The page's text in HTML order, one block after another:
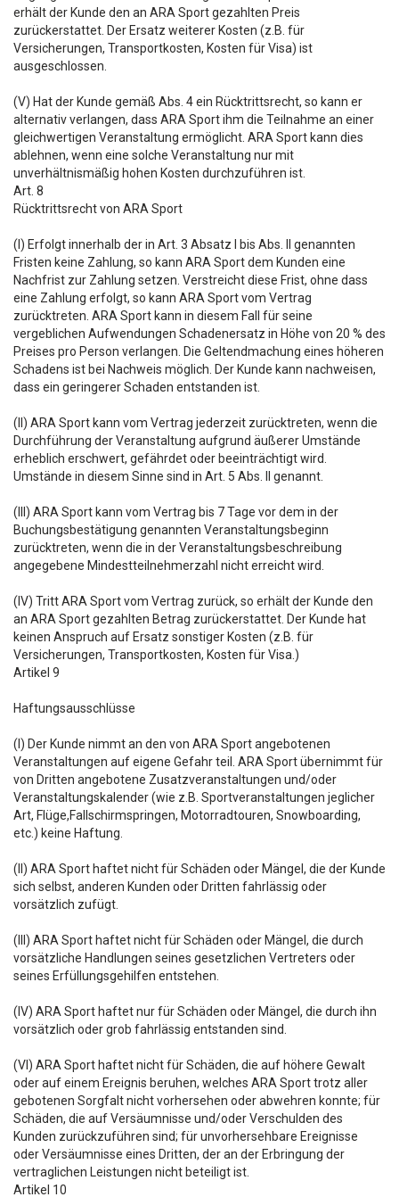
erhält der Kunde den an ARA Sport gezahlten Preis
zurückerstattet. Der Ersatz weiterer Kosten (z.B. für
Versicherungen, Transportkosten, Kosten für Visa) ist
ausgeschlossen.
(V) Hat der Kunde gemäß Abs. 4 ein Rücktrittsrecht, so kann er
alternativ verlangen, dass ARA Sport ihm die Teilnahme an einer
gleichwertigen Veranstaltung ermöglicht. ARA Sport kann dies
ablehnen, wenn eine solche Veranstaltung nur mit
unverhältnismäßig hohen Kosten durchzuführen ist.
Art. 8
Rücktrittsrecht von ARA Sport
(I) Erfolgt innerhalb der in Art. 3 Absatz I bis Abs. II genannten
Fristen keine Zahlung, so kann ARA Sport dem Kunden eine
Nachfrist zur Zahlung setzen. Verstreicht diese Frist, ohne dass
eine Zahlung erfolgt, so kann ARA Sport vom Vertrag
zurücktreten. ARA Sport kann in diesem Fall für seine
vergeblichen Aufwendungen Schadenersatz in Höhe von 20 % des
Preises pro Person verlangen. Die Geltendmachung eines höheren
Schadens ist bei Nachweis möglich. Der Kunde kann nachweisen,
dass ein geringerer Schaden entstanden ist.
(II) ARA Sport kann vom Vertrag jederzeit zurücktreten, wenn die
Durchführung der Veranstaltung aufgrund äußerer Umstände
erheblich erschwert, gefährdet oder beeinträchtigt wird.
Umstände in diesem Sinne sind in Art. 5 Abs. II genannt.
(III) ARA Sport kann vom Vertrag bis 7 Tage vor dem in der
Buchungsbestätigung genannten Veranstaltungsbeginn
zurücktreten, wenn die in der Veranstaltungsbeschreibung
angegebene Mindestteilnehmerzahl nicht erreicht wird.
(IV) Tritt ARA Sport vom Vertrag zurück, so erhält der Kunde den
an ARA Sport gezahlten Betrag zurückerstattet. Der Kunde hat
keinen Anspruch auf Ersatz sonstiger Kosten (z.B. für
Versicherungen, Transportkosten, Kosten für Visa.)
Artikel 9
Haftungsausschlüsse
(I) Der Kunde nimmt an den von ARA Sport angebotenen
Veranstaltungen auf eigene Gefahr teil. ARA Sport übernimmt für
von Dritten angebotene Zusatzveranstaltungen und/oder
Veranstaltungskalender (wie z.B. Sportveranstaltungen jeglicher
Art, Flüge,Fallschirmspringen, Motorradtouren, Snowboarding,
etc.) keine Haftung.
(II) ARA Sport haftet nicht für Schäden oder Mängel, die der Kunde
sich selbst, anderen Kunden oder Dritten fahrlässig oder
vorsätzlich zufügt.
(III) ARA Sport haftet nicht für Schäden oder Mängel, die durch
vorsätzliche Handlungen seines gesetzlichen Vertreters oder
seines Erfüllungsgehilfen entstehen.
(IV) ARA Sport haftet nur für Schäden oder Mängel, die durch ihn
vorsätzlich oder grob fahrlässig entstanden sind.
(VI) ARA Sport haftet nicht für Schäden, die auf höhere Gewalt
oder auf einem Ereignis beruhen, welches ARA Sport trotz aller
gebotenen Sorgfalt nicht vorhersehen oder abwehren konnte; für
Schäden, die auf Versäumnisse und/oder Verschulden des
Kunden zurückzuführen sind; für unvorhersehbare Ereignisse
oder Versäumnisse eines Dritten, der an der Erbringung der
vertraglichen Leistungen nicht beteiligt ist.
Artikel 10